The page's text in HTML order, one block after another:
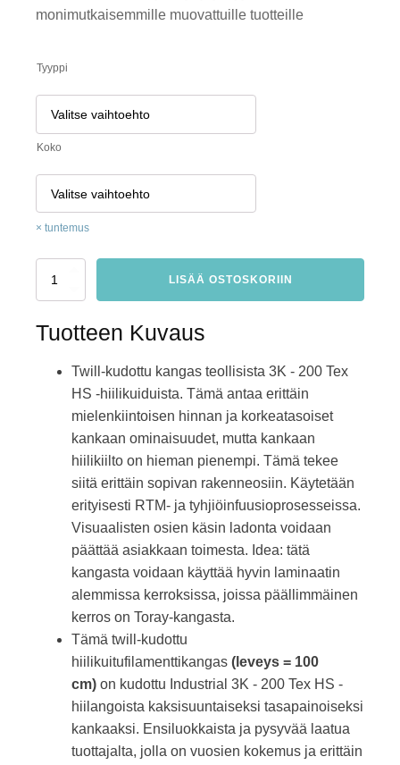
monimutkaisemmille muovattuille tuotteille
Tyyppi
Koko
tuntemus
LEIKKAUS:
hiilikangas
200
LISÄÄ OSTOSKORIIN
Tuotteen Kuvaus
Twill-kudottu kangas teollisista 3K - 200 Tex
HS -hiilikuiduista. Tämä antaa erittäin
mielenkiintoisen hinnan ja korkeatasoiset
kankaan ominaisuudet, mutta kankaan
hiilikiilto on hieman pienempi. Tämä tekee
siitä erittäin sopivan rakenneosiin. Käytetään
erityisesti RTM- ja tyhjiöinfuusioprosesseissa.
Visuaalisten osien käsin ladonta voidaan
päättää asiakkaan toimesta. Idea: tätä
kangasta voidaan käyttää hyvin laminaatin
alemmissa kerroksissa, joissa päällimmäinen
kerros on Toray-kangasta.
Tämä twill-kudottu
hiilikuitufilamenttikangas (leveys = 100
cm) on kudottu Industrial 3K - 200 Tex HS -
hiilangoista kaksisuuntaiseksi tasapainoiseksi
kankaaksi. Ensiluokkaista ja pysyvää laatua
tuottajalta, jolla on vuosien kokemus ja erittäin